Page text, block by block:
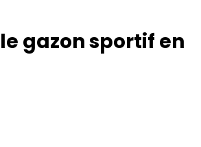
gazon sportif en